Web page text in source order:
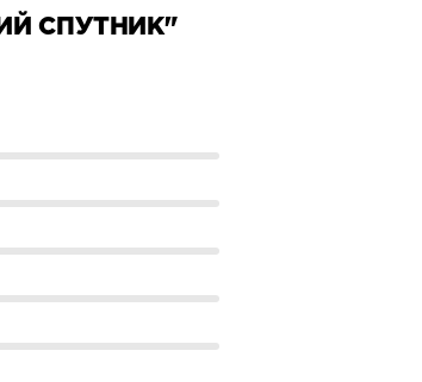
СПУТНИК"